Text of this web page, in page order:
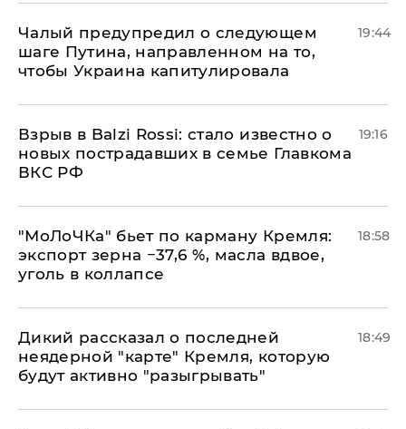
Чалый предупредил о следующем
шаге Путина, направленном на то,
чтобы Украина капитулировала
19:44
Взрыв в Balzi Rossi: стало известно о
новых пострадавших в семье Главкома
ВКС РФ
19:16
​"МоЛоЧКа" бьет по карману Кремля:
экспорт зерна −37,6 %, масла вдвое,
уголь в коллапсе
18:58
Дикий рассказал о последней
неядерной "карте" Кремля, которую
будут активно "разыгрывать"
18:49